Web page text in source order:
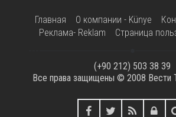
Главная О компании - Künye
Реклама- Reklam
Страница
(+90 212) 503 38 39
Все права защищены © 2008 Вести